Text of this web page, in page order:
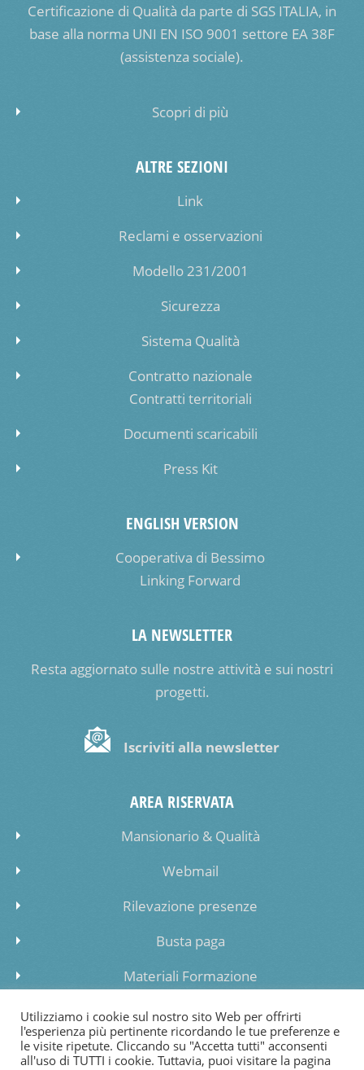
Certificazione di Qualità da parte di SGS ITALIA, in
base alla norma UNI EN ISO 9001 settore EA 38F
(assistenza sociale).
Scopri di più
ALTRE SEZIONI
Link
Reclami e osservazioni
Modello 231/2001
Sicurezza
Sistema Qualità
Contratto nazionale
Contratti territoriali
Documenti scaricabili
Press Kit
ENGLISH VERSION
Cooperativa di Bessimo
Linking Forward
LA NEWSLETTER
Resta aggiornato sulle nostre attività e sui nostri
progetti.
Iscriviti alla newsletter
AREA RISERVATA
Mansionario & Qualità
Webmail
Rilevazione presenze
Busta paga
Materiali Formazione
Inserimento dati lista di attesa
Utilizziamo i cookie sul nostro sito Web per offrirti
l'esperienza più pertinente ricordando le tue preferenze e
le visite ripetute. Cliccando su "Accetta tutti" acconsenti
all'uso di TUTTI i cookie. Tuttavia, puoi visitare la pagina